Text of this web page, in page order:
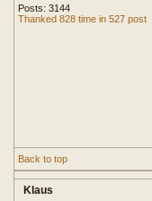
Posts: 3144
Thanked 828 time in 527 post
Back to top
Klaus